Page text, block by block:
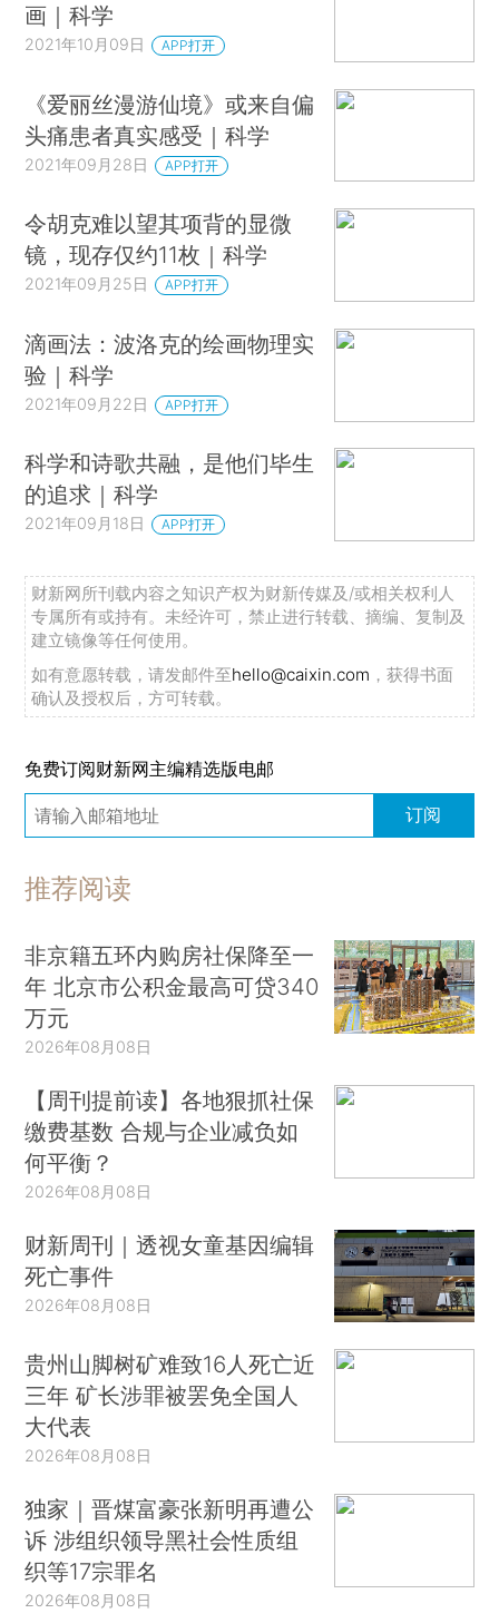
画｜科学
2021年10月09日 APP打开
《爱丽丝漫游仙境》或来自偏
头痛患者真实感受｜科学
2021年09月28日 APP打开
令胡克难以望其项背的显微
镜，现存仅约11枚｜科学
2021年09月25日 APP打开
滴画法：波洛克的绘画物理实
验｜科学
2021年09月22日 APP打开
科学和诗歌共融，是他们毕生
的追求｜科学
2021年09月18日 APP打开
财新网所刊载内容之知识产权为财新传媒及/或相关权利人
专属所有或持有。未经许可，禁止进行转载、摘编、复制及
建立镜像等任何使用。
如有意愿转载，请发邮件至hello@caixin.com ，获得书面
确认及授权后，方可转载。
免费订阅财新网主编精选版电邮
订阅
推荐阅读
非京籍五环内购房社保降至一
年 北京市公积金最高可贷340
万元
2026年08月08日
【周刊提前读】各地狠抓社保
缴费基数 合规与企业减负如
何平衡？
2026年08月08日
财新周刊｜透视女童基因编辑
死亡事件
2026年08月08日
贵州山脚树矿难致16人死亡近
三年 矿长涉罪被罢免全国人
大代表
2026年08月08日
独家｜晋煤富豪张新明再遭公
诉 涉组织领导黑社会性质组
织等17宗罪名
2026年08月08日